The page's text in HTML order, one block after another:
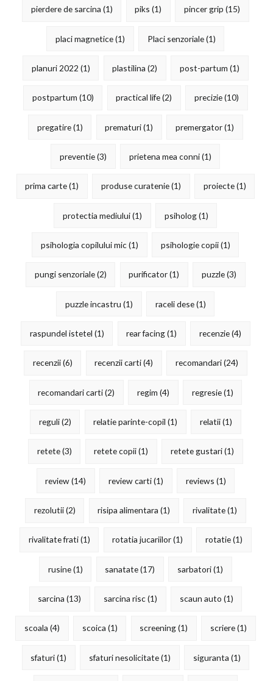
pierdere de sarcina (1) piks (1) pincer grip (15)
placi magnetice(1) Placi senzoriale(1)
planuri 2022 (1) plastilina (2) post-partum (1)
postpartum (10) practical life(2) precizie(10)
pregatire(1) prematuri(1) premergator(1)
preventie(3) prietena mea conni(1)
prima carte(1) produse curatenie(1) proiecte(1)
protectia mediului(1) psiholog(1)
psihologia copilului mic(1) psihologie copii(1)
pungi senzoriale(2) purificator(1) puzzle(3)
puzzle incastru (1) raceli dese(1)
raspundel istetel (1) rear facing(1) recenzie(4)
recenzii(6) recenzii carti(4) recomandari(24)
recomandari carti(2) regim (4) regresie(1)
reguli(2) relatie parinte-copil (1) relatii(1)
retete(3) retete copii(1) retete gustari(1)
review(14) review carti(1) reviews (1)
rezolutii(2) risipa alimentara (1) rivalitate(1)
rivalitate frati(1) rotatia jucariilor(1) rotatie(1)
rusine(1) sanatate(17) sarbatori(1)
sarcina (13) sarcina risc(1) scaun auto (1)
scoala (4) scoica (1) screening(1) scriere(1)
sfaturi(1) sfaturi nesolicitate(1) siguranta (1)